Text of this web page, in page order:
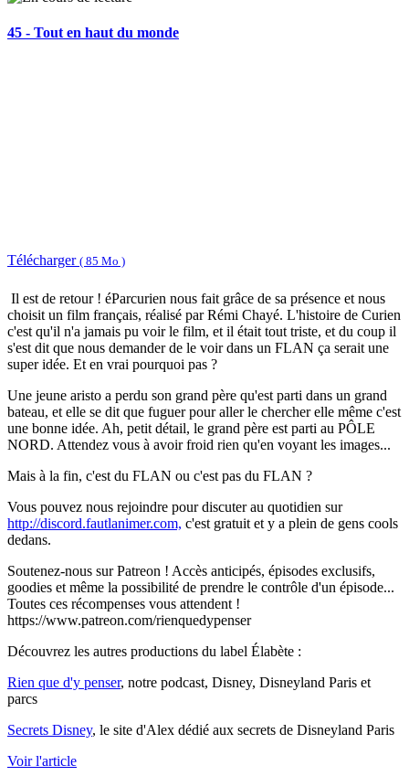
45 - Tout en haut du monde
Télécharger ( 85 Mo )
Il est de retour ! éParcurien nous fait grâce de sa présence et nous
choisit un film français, réalisé par Rémi Chayé. L'histoire de Curien
c'est qu'il n'a jamais pu voir le film, et il était tout triste, et du coup il
s'est dit que nous demander de le voir dans un FLAN ça serait une
super idée. Et en vrai pourquoi pas ?
Une jeune aristo a perdu son grand père qu'est parti dans un grand
bateau, et elle se dit que fuguer pour aller le chercher elle même c'est
une bonne idée. Ah, petit détail, le grand père est parti au PÔLE
NORD. Attendez vous à avoir froid rien qu'en voyant les images...
Mais à la fin, c'est du FLAN ou c'est pas du FLAN ?
Vous pouvez nous rejoindre pour discuter au quotidien sur
http://discord.fautlanimer.com, c'est gratuit et y a plein de gens cools
dedans.
Soutenez-nous sur Patreon ! Accès anticipés, épisodes exclusifs,
goodies et même la possibilité de prendre le contrôle d'un épisode...
Toutes ces récompenses vous attendent !
https://www.patreon.com/rienquedypenser
Découvrez les autres productions du label Élabète :
Rien que d'y penser, notre podcast, Disney, Disneyland Paris et
parcs
Secrets Disney, le site d'Alex dédié aux secrets de Disneyland Paris
Voir l'article